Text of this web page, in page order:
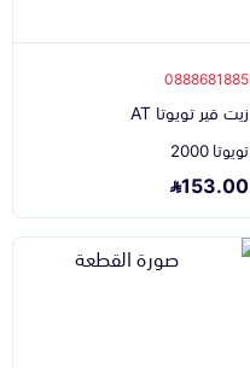
0888681885
زيت قير تويوتا AT
تويوتا 2000
153.00